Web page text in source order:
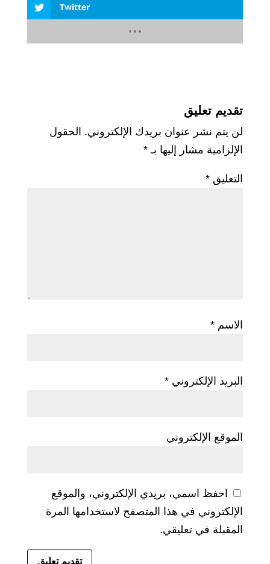
Twitter
تقديم تعليق
لن يتم نشر عنوان بريدك الإلكتروني. الحقول
الإلزامية مشار إليها بـ *
التعليق *
الاسم *
البريد الإلكتروني *
الموقع الإلكتروني
احفظ اسمي، بريدي الإلكتروني، والموقع
الإلكتروني في هذا المتصفح لاستخدامها المرة
المقبلة في تعليقي.